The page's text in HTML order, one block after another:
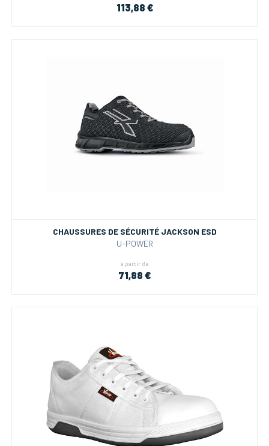
113,88 €
CHAUSSURES DE SÉCURITÉ JACKSON ESD
U-POWER
à partir de
71,88 €